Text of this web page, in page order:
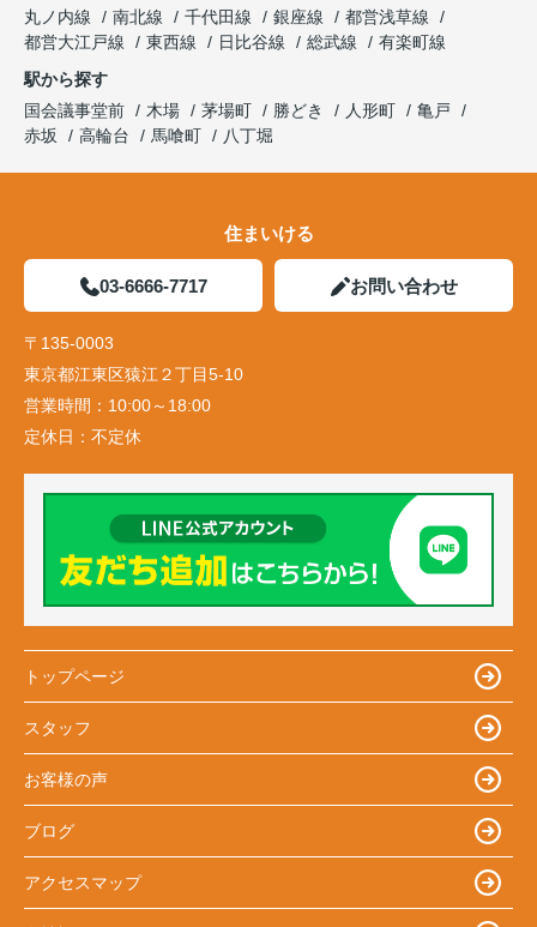
丸ノ内線
南北線 千代田線 銀座線
都営浅草線
都営大江戸線
東西線 日比谷線 総武線
有楽町線
駅から探す
国会議事堂前
木場 茅場町 勝どき 人形町
亀戸
赤坂
高輪台 馬喰町 八丁堀
住まいける
03-6666-7717 お問い合わせ
〒135-0003
東京都江東区猿江２丁目5-10
営業時間： 10:00～18:00
定休日： 不定休
トップページ
スタッフ
お客様の声
ブログ
アクセスマップ